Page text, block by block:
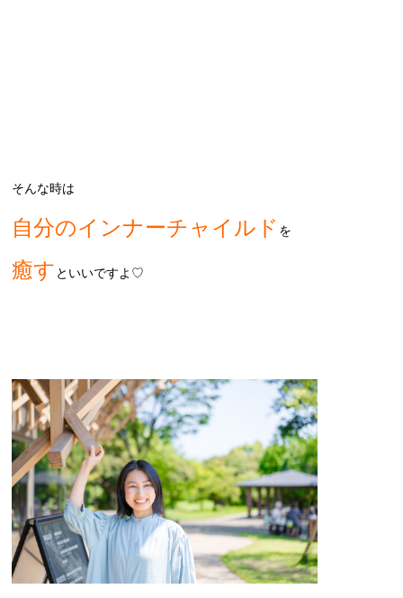
そんな時は
自分のインナーチャイルド を
癒す といいですよ♡